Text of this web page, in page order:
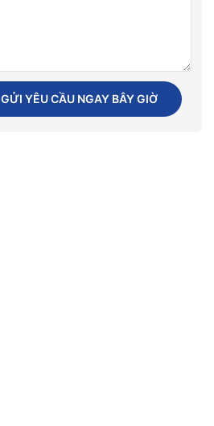
GỬI YÊU CẦU NGAY BÂY GIỜ